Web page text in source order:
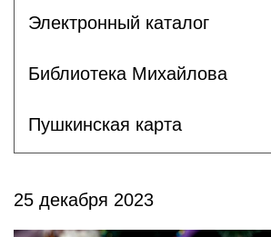
Электронный каталог
Библиотека Михайлова
Пушкинская карта
25 декабря 2023